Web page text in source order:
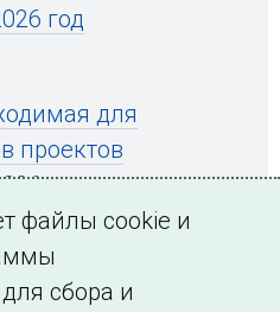
год
для
проектов
год
файлы cookie и
сбора и